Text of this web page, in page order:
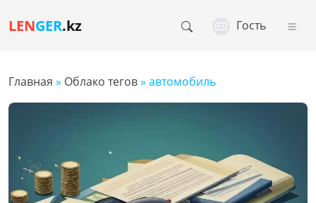
LENGER.kz Гость
Главная » Облако тегов» автомобиль